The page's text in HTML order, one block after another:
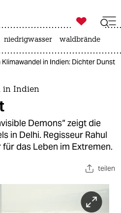
ich
ich

taz zahl ich
niedrigwasser waldbrände
Klimawandel in Indien: Dichter Dunst
in Indien
Demons“ zeigt die
in Delhi. Regisseur Rahul
das Leben im Extremen.
teilen